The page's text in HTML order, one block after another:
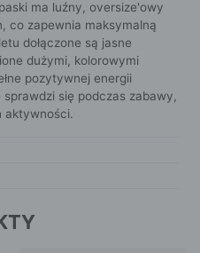
ma luźny, oversize'owy
co zapewnia maksymalną
dołączone są jasne
dużymi, kolorowymi
pozytywnej energii
się podczas zabawy,
aktywności.